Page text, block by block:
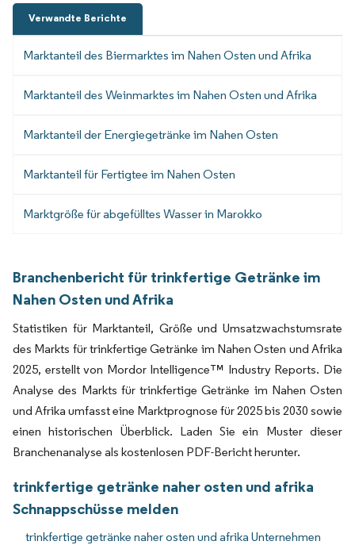
Verwandte Berichte
Marktanteil des Biermarktes im Nahen Osten und Afrika
Marktanteil des Weinmarktes im Nahen Osten und Afrika
Marktanteil der Energiegetränke im Nahen Osten
Marktanteil für Fertigtee im Nahen Osten
Marktgröße für abgefülltes Wasser in Marokko
Branchenbericht für trinkfertige Getränke im
Nahen Osten und Afrika
Statistiken für Marktanteil, Größe und Umsatzwachstumsrate
des Markts für trinkfertige Getränke im Nahen Osten und Afrika
2025, erstellt von Mordor Intelligence™ Industry Reports. Die
Analyse des Markts für trinkfertige Getränke im Nahen Osten
und Afrika umfasst eine Marktprognose für 2025 bis 2030 sowie
einen historischen Überblick. Laden Sie ein Muster dieser
Branchenanalyse als kostenlosen PDF-Bericht herunter.
trinkfertige getränke naher osten und afrika
Schnappschüsse melden
trinkfertige getränke naher osten und afrika Unternehmen